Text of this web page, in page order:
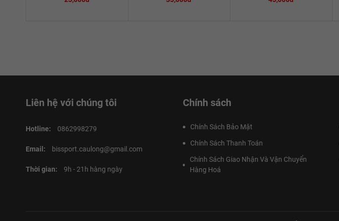
Liên hệ với chúng tôi
Hotline: 0862998279
Email: bissport.caulong@gmail.com
Thời gian: 9h - 21h hàng ngày
Chính sách
Chính Sách Bảo Mật
Chính Sách Thanh Toán
Chính Sách Giao Nhận Và Vận Chuyển
Hàng Hoá